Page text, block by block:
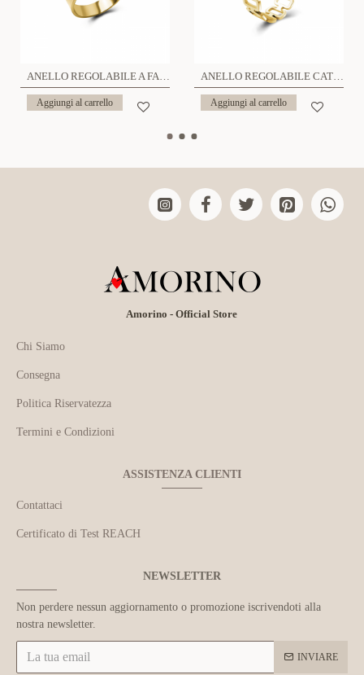
ANELLO REGOLABILE A FASCIA - HDX2336E82
Aggiungi al carrello
ANELLO REGOLABILE CATENA - HDX2336E76
Aggiungi al carrello
Amorino - Official Store
Chi Siamo
Consegna
Politica Riservatezza
Termini e Condizioni
ASSISTENZA CLIENTI
Contattaci
Certificato di Test REACH
NEWSLETTER
Non perdere nessun aggiornamento o promozione iscrivendoti alla
nostra newsletter.
INVIARE